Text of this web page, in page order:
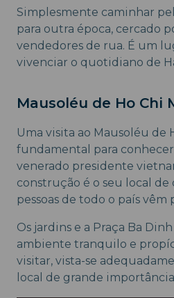
Simplesmente caminhar
para outra época, cercado
vendedores de rua. É um
vivenciar o quotidiano de
Mausoléu de Ho Chi
Uma visita ao Mausoléu de
fundamental para
venerado presidente
construção é o seu local de
pessoas de todo o país
Os jardins e a Praça Ba
ambiente tranquilo e
visitar, vista-se
local de grande